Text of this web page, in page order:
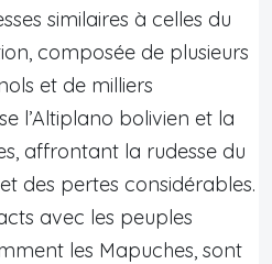
similaires à celles du
composée de plusieurs
et de milliers
l’Altiplano bolivien et la
affrontant la rudesse du
des pertes considérables.
avec les peuples
les Mapuches, sont